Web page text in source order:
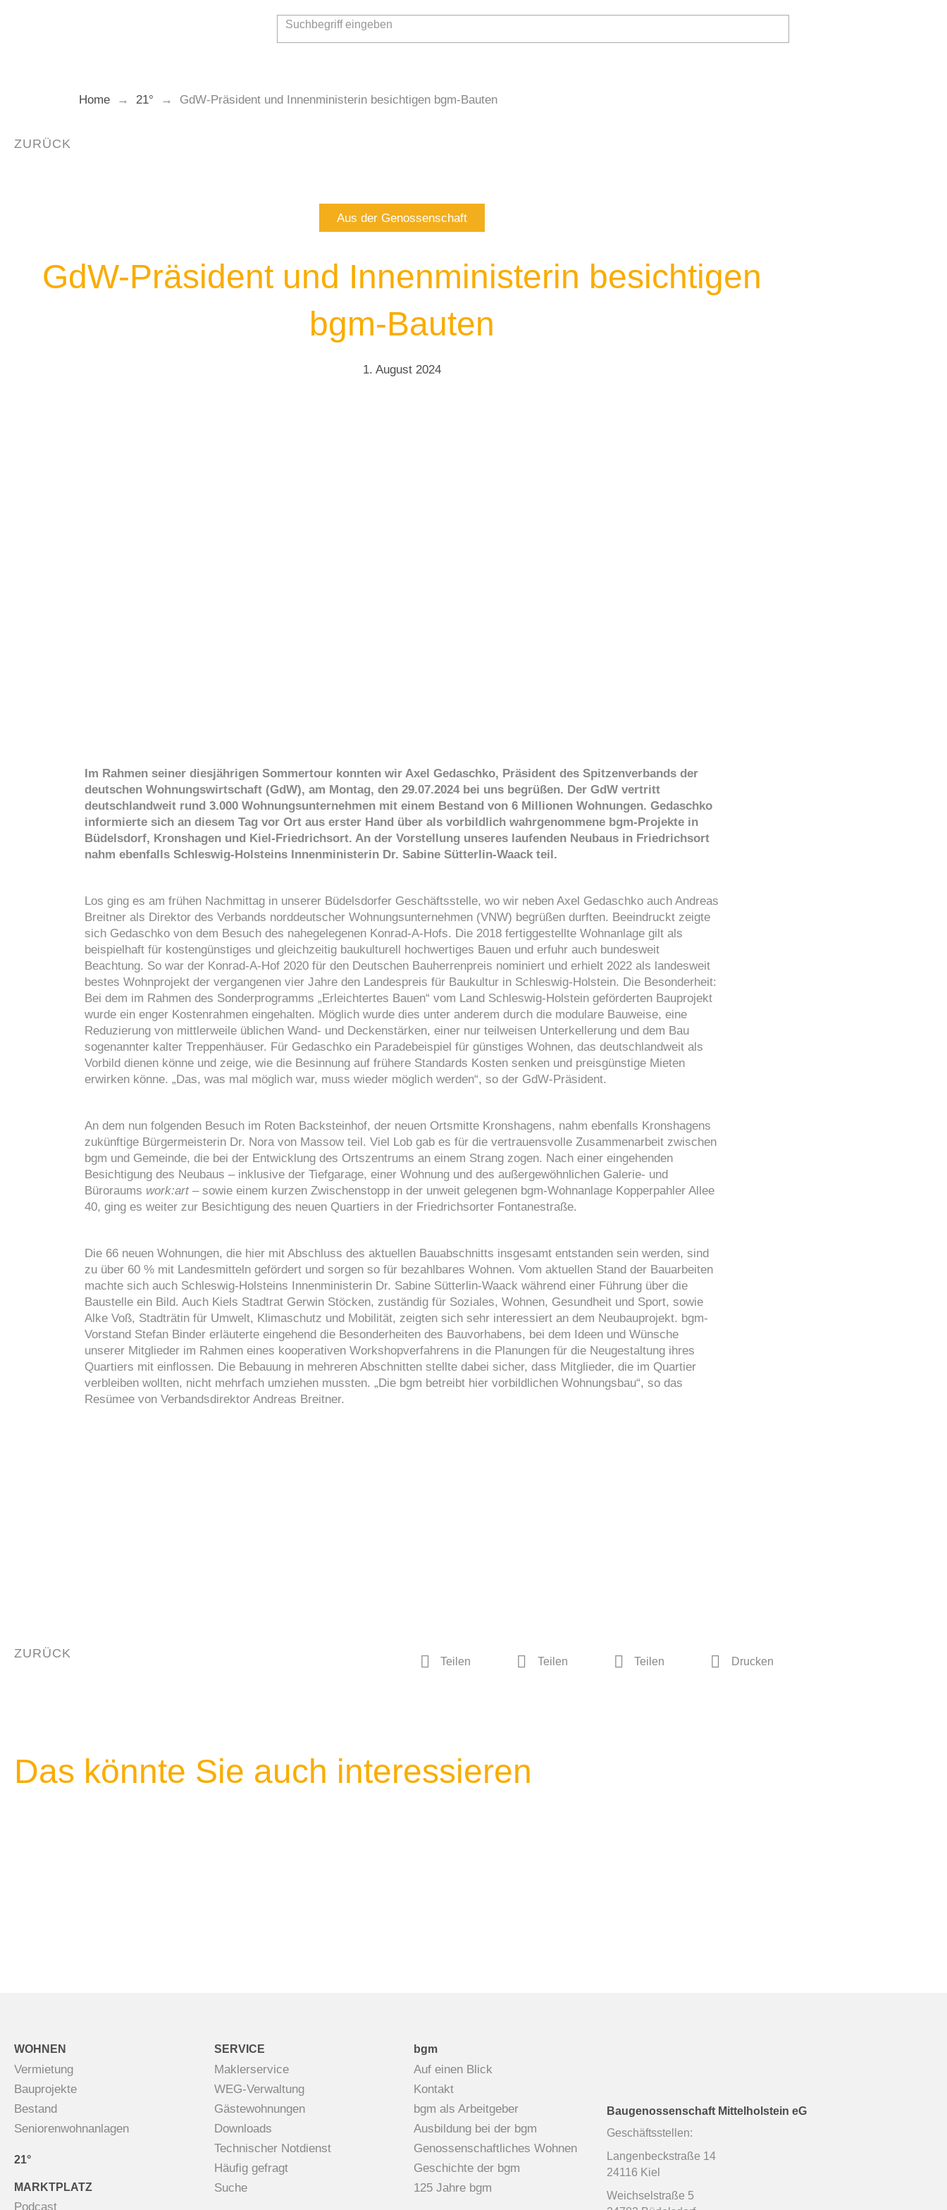
Home → 21° → GdW-Präsident und Innenministerin besichtigen bgm-Bauten
ZURÜCK
Aus der Genossenschaft
GdW-Präsident und Innenministerin besichtigen
bgm-Bauten
1. August 2024
Im Rahmen seiner diesjährigen Sommertour konnten wir Axel Gedaschko, Präsident des Spitzenverbands der
deutschen Wohnungswirtschaft (GdW), am Montag, den 29.07.2024 bei uns begrüßen. Der GdW vertritt
deutschlandweit rund 3.000 Wohnungsunternehmen mit einem Bestand von 6 Millionen Wohnungen. Gedaschko
informierte sich an diesem Tag vor Ort aus erster Hand über als vorbildlich wahrgenommene bgm-Projekte in
Büdelsdorf, Kronshagen und Kiel-Friedrichsort. An der Vorstellung unseres laufenden Neubaus in Friedrichsort
nahm ebenfalls Schleswig-Holsteins Innenministerin Dr. Sabine Sütterlin-Waack teil.
Los ging es am frühen Nachmittag in unserer Büdelsdorfer Geschäftsstelle, wo wir neben Axel Gedaschko auch Andreas
Breitner als Direktor des Verbands norddeutscher Wohnungsunternehmen (VNW) begrüßen durften. Beeindruckt zeigte
sich Gedaschko von dem Besuch des nahegelegenen Konrad-A-Hofs. Die 2018 fertiggestellte Wohnanlage gilt als
beispielhaft für kostengünstiges und gleichzeitig baukulturell hochwertiges Bauen und erfuhr auch bundesweit
Beachtung. So war der Konrad-A-Hof 2020 für den Deutschen Bauherrenpreis nominiert und erhielt 2022 als landesweit
bestes Wohnprojekt der vergangenen vier Jahre den Landespreis für Baukultur in Schleswig-Holstein. Die Besonderheit:
Bei dem im Rahmen des Sonderprogramms „Erleichtertes Bauen“ vom Land Schleswig-Holstein geförderten Bauprojekt
wurde ein enger Kostenrahmen eingehalten. Möglich wurde dies unter anderem durch die modulare Bauweise, eine
Reduzierung von mittlerweile üblichen Wand- und Deckenstärken, einer nur teilweisen Unterkellerung und dem Bau
sogenannter kalter Treppenhäuser. Für Gedaschko ein Paradebeispiel für günstiges Wohnen, das deutschlandweit als
Vorbild dienen könne und zeige, wie die Besinnung auf frühere Standards Kosten senken und preisgünstige Mieten
erwirken könne. „Das, was mal möglich war, muss wieder möglich werden“, so der GdW-Präsident.
An dem nun folgenden Besuch im Roten Backsteinhof, der neuen Ortsmitte Kronshagens, nahm ebenfalls Kronshagens
zukünftige Bürgermeisterin Dr. Nora von Massow teil. Viel Lob gab es für die vertrauensvolle Zusammenarbeit zwischen
bgm und Gemeinde, die bei der Entwicklung des Ortszentrums an einem Strang zogen. Nach einer eingehenden
Besichtigung des Neubaus – inklusive der Tiefgarage, einer Wohnung und des außergewöhnlichen Galerie- und
Büroraums work:art– sowie einem kurzen Zwischenstopp in der unweit gelegenen bgm-Wohnanlage Kopperpahler Allee
40, ging es weiter zur Besichtigung des neuen Quartiers in der Friedrichsorter Fontanestraße.
Die 66 neuen Wohnungen, die hier mit Abschluss des aktuellen Bauabschnitts insgesamt entstanden sein werden, sind
zu über 60 % mit Landesmitteln gefördert und sorgen so für bezahlbares Wohnen. Vom aktuellen Stand der Bauarbeiten
machte sich auch Schleswig-Holsteins Innenministerin Dr. Sabine Sütterlin-Waack während einer Führung über die
Baustelle ein Bild. Auch Kiels Stadtrat Gerwin Stöcken, zuständig für Soziales, Wohnen, Gesundheit und Sport, sowie
Alke Voß, Stadträtin für Umwelt, Klimaschutz und Mobilität, zeigten sich sehr interessiert an dem Neubauprojekt. bgm-
Vorstand Stefan Binder erläuterte eingehend die Besonderheiten des Bauvorhabens, bei dem Ideen und Wünsche
unserer Mitglieder im Rahmen eines kooperativen Workshopverfahrens in die Planungen für die Neugestaltung ihres
Quartiers mit einflossen. Die Bebauung in mehreren Abschnitten stellte dabei sicher, dass Mitglieder, die im Quartier
verbleiben wollten, nicht mehrfach umziehen mussten. „Die bgm betreibt hier vorbildlichen Wohnungsbau“, so das
Resümee von Verbandsdirektor Andreas Breitner.
ZURÜCK
Teilen Teilen Teilen Drucken
Das könnte Sie auch interessieren
WOHNEN
Vermietung
Bauprojekte
Bestand
Seniorenwohnanlagen
21°
MARKTPLATZ
Podcast
SERVICE
Maklerservice
WEG-Verwaltung
Gästewohnungen
Downloads
Technischer Notdienst
Häufig gefragt
Suche
bgm
Auf einen Blick
Kontakt
bgm als Arbeitgeber
Ausbildung bei der bgm
Genossenschaftliches Wohnen
Geschichte der bgm
125 Jahre bgm
Baugenossenschaft Mittelholstein eG
Geschäftsstellen:
Langenbeckstraße 14
24116 Kiel
Weichselstraße 5